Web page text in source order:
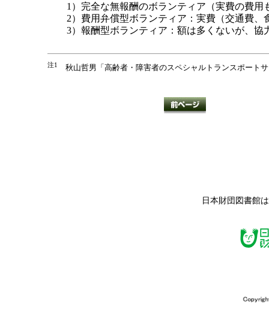
1）完全な無報酬のボランティア（実費の費用
2）費用弁償型ボランティア：実費（交通費、
3）報酬型ボランティア：額は多くないが、協
注1 秋山哲男「高齢者・障害者のスペシャルトランスポート
日本財団図書館